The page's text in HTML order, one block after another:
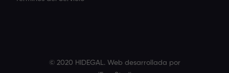
© 2020 HIDEGAL. Web desarrollada por